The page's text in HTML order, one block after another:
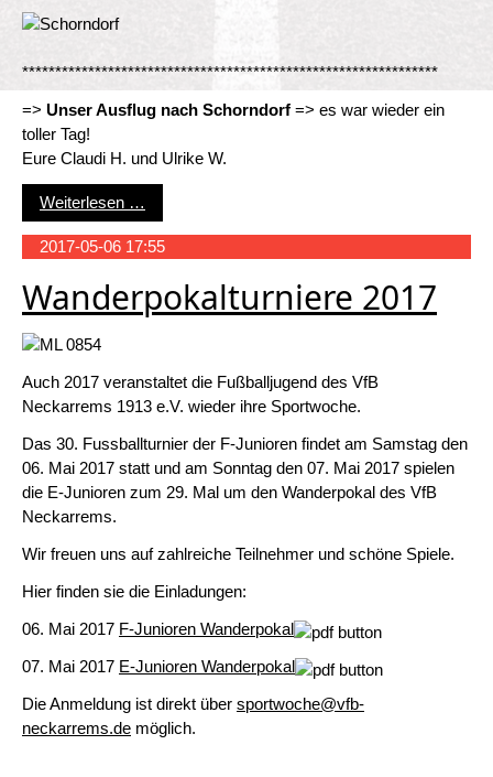
***************************************************************
=> Unser Ausflug nach Schorndorf => es war wieder ein
toller Tag!
Eure Claudi H. und Ulrike W.
Weiterlesen …
2017-05-06 17:55
Wanderpokalturniere 2017
Auch 2017 veranstaltet die Fußballjugend des VfB
Neckarrems 1913 e.V. wieder ihre Sportwoche.
Das 30. Fussballturnier der F-Junioren findet am Samstag den
06. Mai 2017 statt und am Sonntag den 07. Mai 2017 spielen
die E-Junioren zum 29. Mal um den Wanderpokal des VfB
Neckarrems.
Wir freuen uns auf zahlreiche Teilnehmer und schöne Spiele.
Hier finden sie die Einladungen:
06. Mai 2017 F-Junioren Wanderpokal
07. Mai 2017 E-Junioren Wanderpokal
Die Anmeldung ist direkt über sportwoche@vfb-
neckarrems.de möglich.